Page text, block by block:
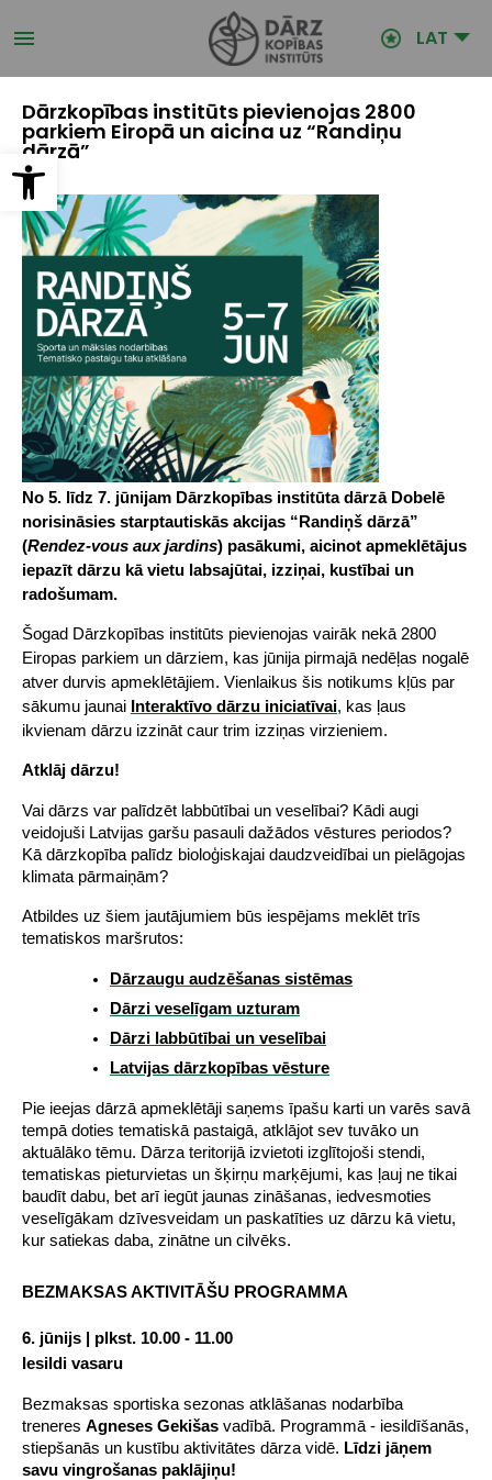
Open toolbar
uz
galveno LAT
Dārzkopības institūts pievienojas 2800
parkiem Eiropā un aicina uz “Randiņu
dārzā”
No 5. līdz 7. jūnijam Dārzkopības institūta dārzā Dobelē
norisināsies starptautiskās akcijas “Randiņš dārzā”
(Rendez-vous aux jardins) pasākumi, aicinot apmeklētājus
iepazīt dārzu kā vietu labsajūtai, izziņai, kustībai un
radošumam.
Šogad Dārzkopības institūts pievienojas vairāk nekā 2800
Eiropas parkiem un dārziem, kas jūnija pirmajā nedēļas nogalē
atver durvis apmeklētājiem. Vienlaikus šis notikums kļūs par
sākumu jaunai Interaktīvo dārzu iniciatīvai, kas ļaus
ikvienam dārzu izzināt caur trim izziņas virzieniem.
Atklāj dārzu!
Vai dārzs var palīdzēt labbūtībai un veselībai? Kādi augi
veidojuši Latvijas garšu pasauli dažādos vēstures periodos?
Kā dārzkopība palīdz bioloģiskajai daudzveidībai un pielāgojas
klimata pārmaiņām?
Atbildes uz šiem jautājumiem būs iespējams meklēt trīs
tematiskos maršrutos:
Dārzaugu audzēšanas sistēmas
Dārzi veselīgam uzturam
Dārzi labbūtībai un veselībai
Latvijas dārzkopības vēsture
Pie ieejas dārzā apmeklētāji saņems īpašu karti un varēs savā
tempā doties tematiskā pastaigā, atklājot sev tuvāko un
aktuālāko tēmu. Dārza teritorijā izvietoti izglītojoši stendi,
tematiskas pieturvietas un šķirņu marķējumi, kas ļauj ne tikai
baudīt dabu, bet arī iegūt jaunas zināšanas, iedvesmoties
veselīgākam dzīvesveidam un paskatīties uz dārzu kā vietu,
kur satiekas daba, zinātne un cilvēks.
BEZMAKSAS AKTIVITĀŠU PROGRAMMA
6. jūnijs | plkst. 10.00 - 11.00
Iesildi vasaru
Bezmaksas sportiska sezonas atklāšanas nodarbība
treneres Agneses Gekišas vadībā. Programmā - iesildīšanās,
stiepšanās un kustību aktivitātes dārza vidē. Līdzi jāņem
savu vingrošanas paklājiņu!